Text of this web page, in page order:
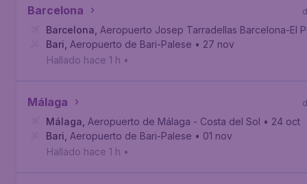
Barcelona
Barcelona Aeropuerto Josep Tarradellas Barcelona-El
Bari Aeropuerto de Bari-Palese • 27 nov
Hallado hace 1 h •
Málaga
Málaga Aeropuerto de Málaga - Costa del Sol • 24 oct
Bari Aeropuerto de Bari-Palese • 01 nov
Hallado hace 1 h •